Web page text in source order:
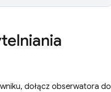
dołącz obserwatora do